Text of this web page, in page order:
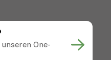
One-